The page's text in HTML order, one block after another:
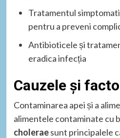
Tratamentul
pentru a preveni
Antibioticele și
eradica infecția
Cauzele și
Contaminarea apei și a
alimentele contaminate cu
choleraesunt principalele